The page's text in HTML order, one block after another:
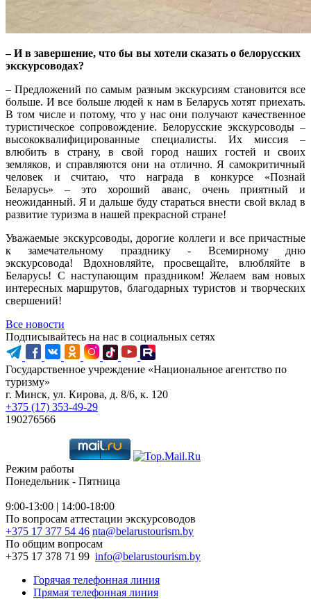
– И в завершение, что бы вы хотели сказать о белорусских
экскурсоводах?
– Предложений по самым разным экскурсиям становится все
больше. И все больше людей к нам в Беларусь хотят приехать.
В том числе и потому, что у нас они получают качественное
туристическое сопровождение. Белорусские экскурсоводы –
высококвалифицированные специалисты. Их миссия –
влюбить в страну, в свой город наших гостей и своих
земляков, и справляются они на отлично. Я самокритичный
человек и считаю, что награда в конкурсе «Познай
Беларусь» – это хороший аванс, очень приятный и
неожиданный. Я и дальше буду стараться внести свой вклад в
развитие туризма в нашей прекрасной стране!
Уважаемые экскурсоводы, дорогие коллеги и все причастные
к замечательному празднику - Всемирному дню
экскурсовода! Вдохновляйте, просвещайте, влюбляйте в
Беларусь! С наступающим праздником! Желаем вам новых
интересных маршрутов, благодарных туристов и творческих
свершений!
Все новости
Подписывайтесь на нас в социальных сетях
Государственное учреждение «Национальное агентство по
туризму»
г. Минск, ул. Кирова, д. 8/6, к. 120
+375 (17) 353-49-29
190276566
Режим работы
Понедельник - Пятница
9:00-13:00 | 14:00-18:00
По вопросам аттестации экскурсоводов
+375 17 377 54 46 nta@belarustourism.by
По общим вопросам
+375 17 378 71 99 info@belarustourism.by
Горячая телефонная линия
Прямая телефонная линия